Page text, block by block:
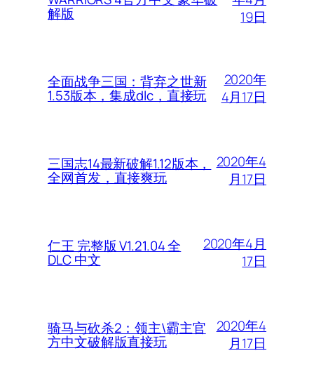
解版
19日
全面战争三国：背弃之世新
1.53版本，集成dlc，直接玩
2020年
4月17日
三国志14最新破解1.12版本，
全网首发，直接爽玩
2020年4
月17日
仁王 完整版 V1.21.04 全
DLC 中文
2020年4月
17日
骑马与砍杀2：领主\霸主官
方中文破解版直接玩
2020年4
月17日